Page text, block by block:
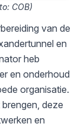
COB)
van de
en
heb
en onderhoud
organisatie.
deze
en